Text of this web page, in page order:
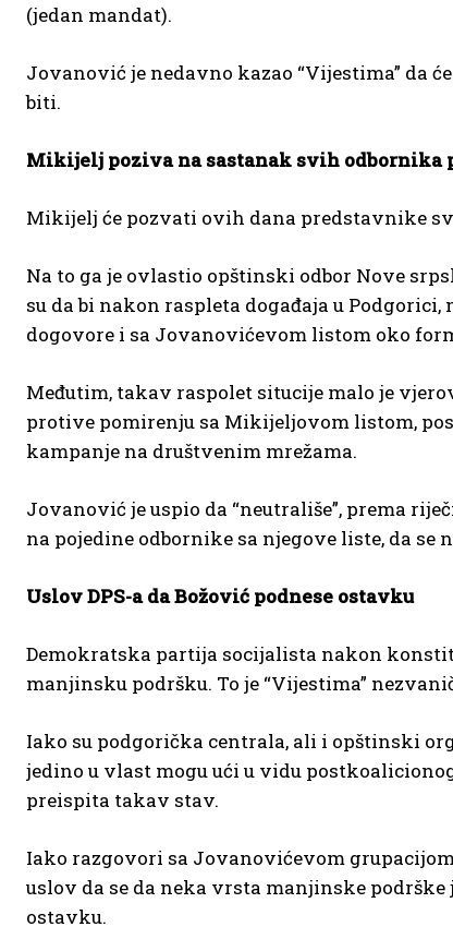
(jedan mandat).
Jovanović je nedavno kazao “Vijestima” da
biti.
Mikijelj poziva na sastanak svih odbornika
Mikijelj će pozvati ovih dana predstavnike
Na to ga je ovlastio opštinski odbor Nove
su da bi nakon raspleta događaja u
dogovore i sa Jovanovićevom listom oko
Međutim, takav raspolet situcije malo je
protive pomirenju sa Mikijeljovom listom,
kampanje na društvenim mrežama.
Jovanović je uspio da “neutrališe”, prema
na pojedine odbornike sa njegove liste, da se
Uslov DPS-a da Božović podnese ostavku
Demokratska partija socijalista nakon
manjinsku podršku. To je “Vijestima”
Iako su podgorička centrala, ali i opštinski
jedino u vlast mogu ući u vidu
preispita takav stav.
Iako razgovori sa Jovanovićevom
uslov da se da neka vrsta manjinske
ostavku.